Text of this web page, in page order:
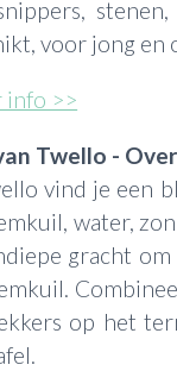
voor jong en
info >>
Twello -
vind je een
water,
gracht
op het